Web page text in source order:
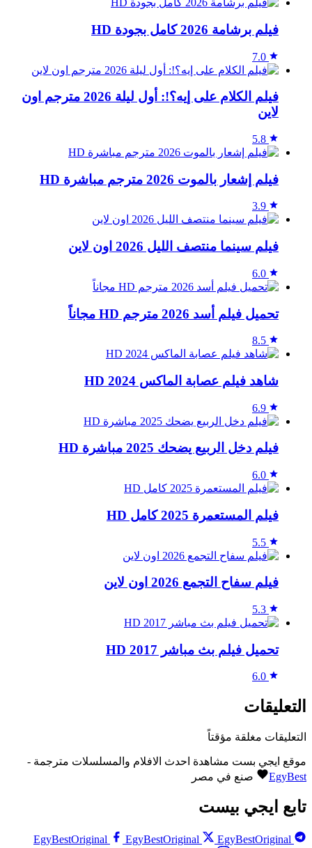
فيلم برشامة 2026 كامل بجودة HD
7.0
فيلم الكلام على إيه؟!: أول ليلة 2026 مترجم اون
لاين
5.8
فيلم إشعار بالموت 2026 مترجم مباشرة HD
3.9
فيلم سينما منتصف الليل 2026 اون لاين
6.0
تحميل فيلم أسد 2026 مترجم HD مجاناً
8.5
شاهد فيلم عصابة الماكس 2024 HD
6.9
فيلم دخل الربيع يضحك 2025 مباشرة HD
6.0
فيلم المستعمرة 2025 كامل HD
5.5
فيلم سفاح التجمع 2026 اون لاين
5.3
تحميل فيلم بث مباشر 2017 HD
6.0
التعليقات
التعليقات مغلقة مؤقتاً
موقع ايجي بست مشاهدة احدث الافلام والمسلسلات مترجمة -
EgyBest
صنع في مصر
تابع ايجي بيست
EgyBestOriginal EgyBestOriginal
EgyBestOriginal